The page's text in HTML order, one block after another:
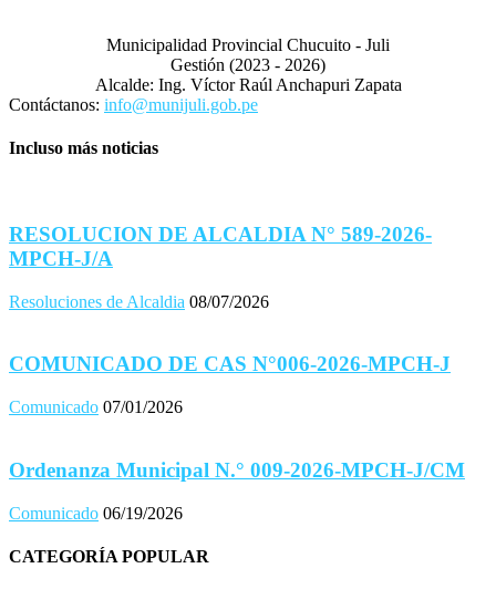
Municipalidad Provincial Chucuito - Juli
Gestión (2023 - 2026)
Alcalde: Ing. Víctor Raúl Anchapuri Zapata
Contáctanos: info@munijuli.gob.pe
Incluso más noticias
RESOLUCION DE ALCALDIA N° 589-2026-
MPCH-J/A
Resoluciones de Alcaldia 08/07/2026
COMUNICADO DE CAS N°006-2026-MPCH-J
Comunicado 07/01/2026
Ordenanza Municipal N.° 009-2026-MPCH-J/CM
Comunicado 06/19/2026
CATEGORÍA POPULAR